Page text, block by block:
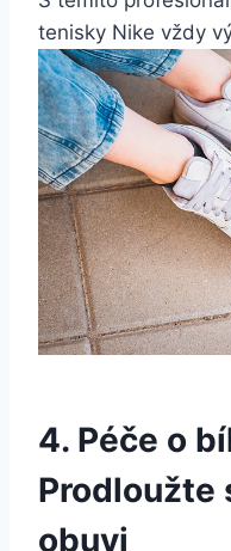
tenisky Nike vždy
4. Péče o
Prodloužte
obuvi